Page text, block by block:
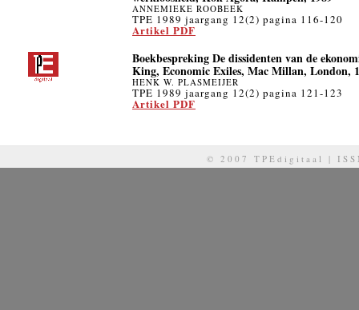
ANNEMIEKE ROOBEEK
TPE 1989 jaargang 12(2) pagina 116-120
Artikel PDF
Boekbespreking De dissidenten van de
King, Economic Exiles, Mac Millan, London,
HENK W. PLASMEIJER
TPE 1989 jaargang 12(2) pagina 121-123
Artikel PDF
© 2007 TPEdigitaal |